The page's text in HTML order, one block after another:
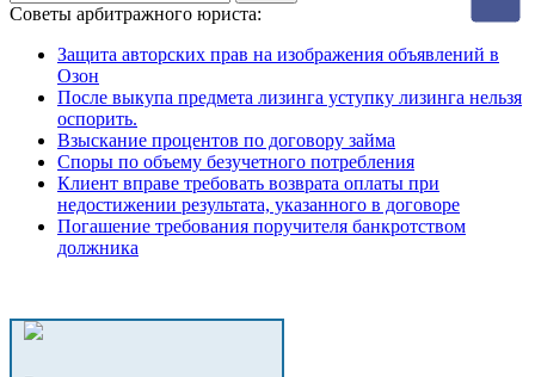
Советы арбитражного юриста:
Защита авторских прав на изображения объявлений в
Озон
После выкупа предмета лизинга уступку лизинга нельзя
оспорить.
Взыскание процентов по договору займа
Споры по объему безучетного потребления
Клиент вправе требовать возврата оплаты при
недостижении результата, указанного в договоре
Погашение требования поручителя банкротством
должника